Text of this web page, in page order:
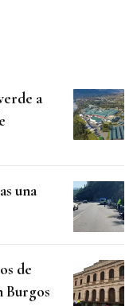
a
una
de
Burgos